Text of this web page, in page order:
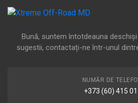
Bună, suntem întotdeauna
sugestii, contactați-ne într-unul
NUMĂR DE
+373 (60) 415